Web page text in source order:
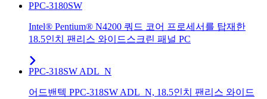
PPC-3180SW
Intel® Pentium® N4200 쿼드 코어 프로세서를 탑재한
18.5인치 팬리스 와이드스크린 패널 PC
PPC-318SW ADL_N
어드밴텍 PPC-318SW ADL_N, 18.5인치 팬리스 와이드